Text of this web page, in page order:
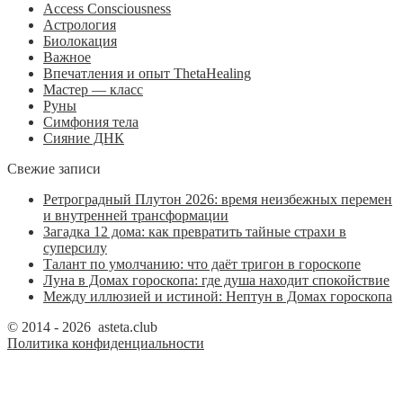
Access Consciousness
Астрология
Биолокация
Важное
Впечатления и опыт ThetaHealing
Мастер — класс
Руны
Симфония тела
Сияние ДНК
Свежие записи
Ретроградный Плутон 2026: время неизбежных перемен
и внутренней трансформации
Загадка 12 дома: как превратить тайные страхи в
суперсилу
Талант по умолчанию: что даёт тригон в гороскопе
Луна в Домах гороскопа: где душа находит спокойствие
Между иллюзией и истиной: Нептун в Домах гороскопа
© 2014 - 2026 asteta.club
Политика конфиденциальности